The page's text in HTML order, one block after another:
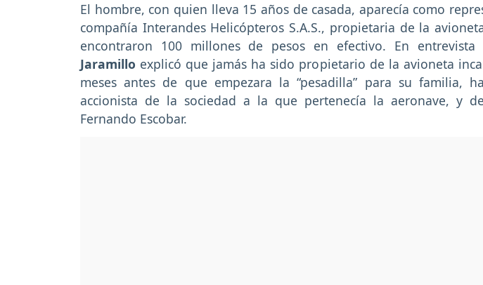
El hombre, con quien lleva 15 años de casada, aparecía como
compañía Interandes Helicópteros S.A.S., propietaria de la
encontraron 100 millones de pesos en efectivo. En entrevista
Jaramillo explicó que jamás ha sido propietario de la avioneta
meses antes de que empezara la “pesadilla” para su familia,
accionista de la sociedad a la que pertenecía la aeronave, y
Fernando Escobar.